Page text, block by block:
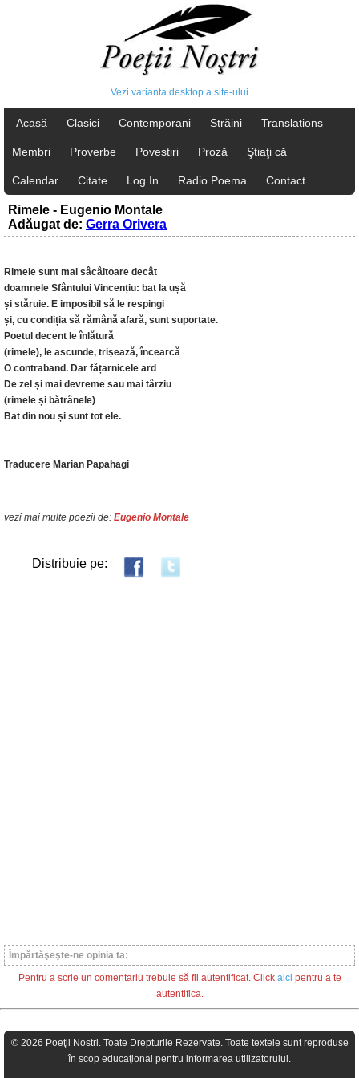
Vezi varianta desktop a site-ului
Acasă Clasici Contemporani Străini Translations
Membri Proverbe Povestiri Proză Ştiaţi că
Calendar Citate Log In Radio Poema Contact
Rimele - Eugenio Montale
Adăugat de: Gerra Orivera
Rimele sunt mai sâcâitoare decât
doamnele Sfântului Vincențiu: bat la ușă
și stăruie. E imposibil să le respingi
și, cu condiția să rămână afară, sunt suportate.
Poetul decent le înlătură
(rimele), le ascunde, trișează, încearcă
O contraband. Dar fățarnicele ard
De zel și mai devreme sau mai târziu
(rimele și bătrânele)
Bat din nou și sunt tot ele.
Traducere Marian Papahagi
vezi mai multe poezii de: Eugenio Montale
Distribuie pe:
Împărtăşeşte-ne opinia ta:
Pentru a scrie un comentariu trebuie să fii autentificat. Click aici pentru a te
autentifica.
© 2026 Poeţii Nostri. Toate Drepturile Rezervate. Toate textele sunt reproduse
în scop educaţional pentru informarea utilizatorului.